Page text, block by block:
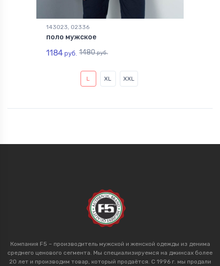
143023, 02336
поло мужское
1184 руб. 1480руб.
L XL XXL
Компания F5 – производитель мужской и женской одежды из денима
среднего ценового сегмента. Мы специализируемся на джинсах более
20 лет и производим товар, который продаётся. С 1996 г. мы продали